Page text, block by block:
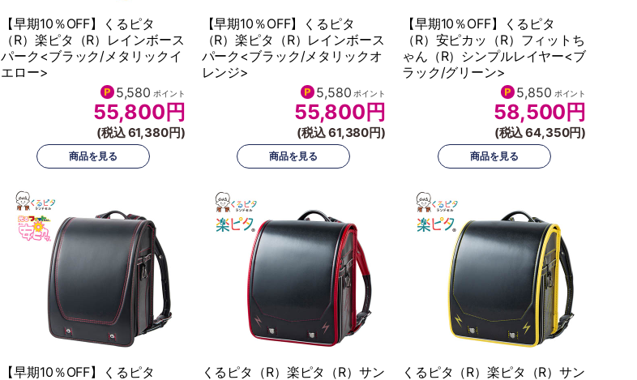
【早期10％OFF】くるピタ
（R）楽ピタ（R）レインボース
パーク<ブラック/メタリックイ
エロー>
5,580 ポイント
55,800 円
(税込 61,380円)
【早期10％OFF】くるピタ
（R）楽ピタ（R）レインボース
パーク<ブラック/メタリックオ
レンジ>
5,580 ポイント
55,800 円
(税込 61,380円)
【早期10％OFF】くるピタ
（R）安ピカッ（R）フィットち
ゃん（R）シンプルレイヤー<ブ
ラック/グリーン>
5,850 ポイント
58,500 円
(税込 64,350円)
【早期10％OFF】くるピタ
くるピタ（R）楽ピタ（R）サン
くるピタ（R）楽ピタ（R）サン